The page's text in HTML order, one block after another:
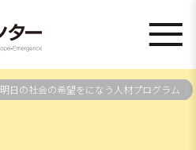
明日の社会の希望をになう人材プログラム